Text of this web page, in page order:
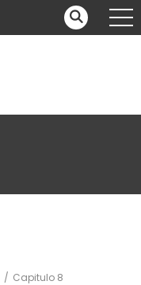
Capitulo 8